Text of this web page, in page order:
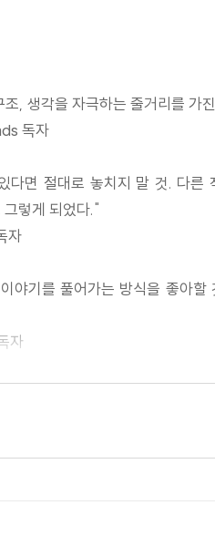
, 생각을 자극하는 줄거리를 가
독자
다면 절대로 놓치지 말 것. 다
렇게 되었다."
자
야기를 풀어가는 방식을 좋아
자
독자
운 이야기였다."